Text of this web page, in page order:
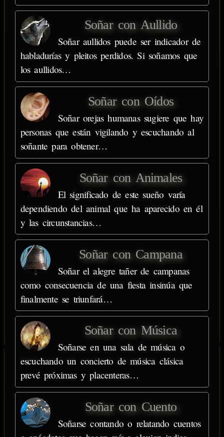
Soñar con Aullido
Soñar aullidos puede ser indicador de
habladurías y pleitos perdidos. Si soñamos que
los aullidos…
Soñar con Oídos
Soñar orejas humanas sugiere que hay
personas que están vigilando y escuchando al
soñante para obtener…
Soñar con Animales
El significado de este sueño varía
dependiendo del animal que ha aparecido en él
y las circunstancias…
Soñar con Campana
Soñar el alegre tañer de campanas
como consecuencia de una fiesta insinúa que
finalmente se triunfará…
Soñar con Música
Soñarse en una sala de música o
escuchando un concierto de música clásica
prevé próximas y placenteras…
Soñar con Cuento
Soñarse contando o relatando cuentos